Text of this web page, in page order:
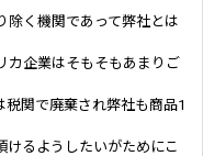
除く機関であって弊社とは
カ企業はそもそもあまりご
関で廃棄され弊社も商品1
けるようしたいがためにこ